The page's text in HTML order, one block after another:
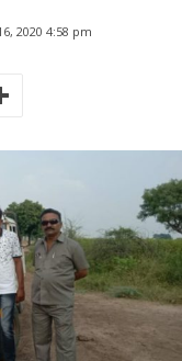
2020 4:58 pm